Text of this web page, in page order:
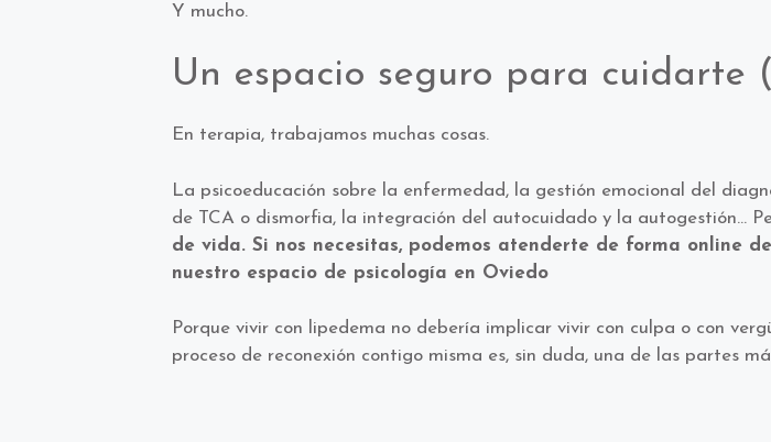
Y mucho.
Un espacio seguro para cuidarte
En terapia, trabajamos muchas cosas.
La psicoeducación sobre la enfermedad, la gestión emocional del
de TCA o dismorfia, la integración del autocuidado y la autogestión…
de vida. Si nos necesitas, podemos atenderte de forma online
nuestro espacio de psicología en Oviedo
Porque vivir con lipedema no debería implicar vivir con culpa o con
proceso de reconexión contigo misma es, sin duda, una de las partes